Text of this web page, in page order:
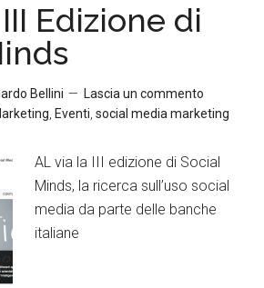
Edizione di
Bellini
Lascia un commento
Eventi ,social media marketing
AL via la III edizione di Social
Minds, la ricerca sull’uso social
media da parte delle banche
italiane